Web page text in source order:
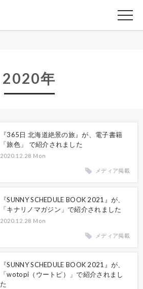
2020年
『365日 北海道絶景の旅』が、電子書籍
「旅色」 で紹介されました
2020.12.28 Mon
メディア掲載
『SUNNY SCHEDULE BOOK 2021』が、
「キナリノマガジン」で紹介されました
2020.12.28 Mon
メディア掲載
『SUNNY SCHEDULE BOOK 2021』が、
「wotopi（ウートピ）」で紹介されまし
た